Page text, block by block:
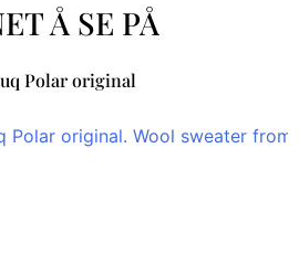
Å SE PÅ
Polar original